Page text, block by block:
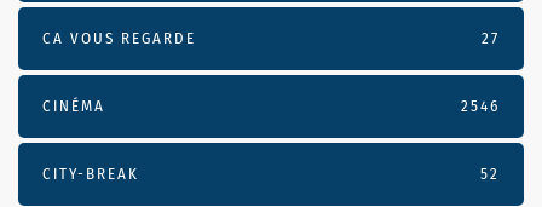
CA VOUS REGARDE 27
CINÉMA 2546
CITY-BREAK 52